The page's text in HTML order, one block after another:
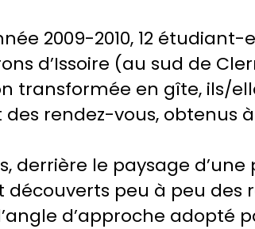
2009-2010, 12
d’Issoire (au sud de
transformée en gîte, ils/
rendez-vous, obtenus à
derrière le paysage d’une
peu à peu des
d’approche adopté